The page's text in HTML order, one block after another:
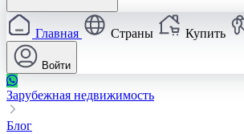
Главная Страны Купить
Войти
Зарубежная недвижимость
Блог